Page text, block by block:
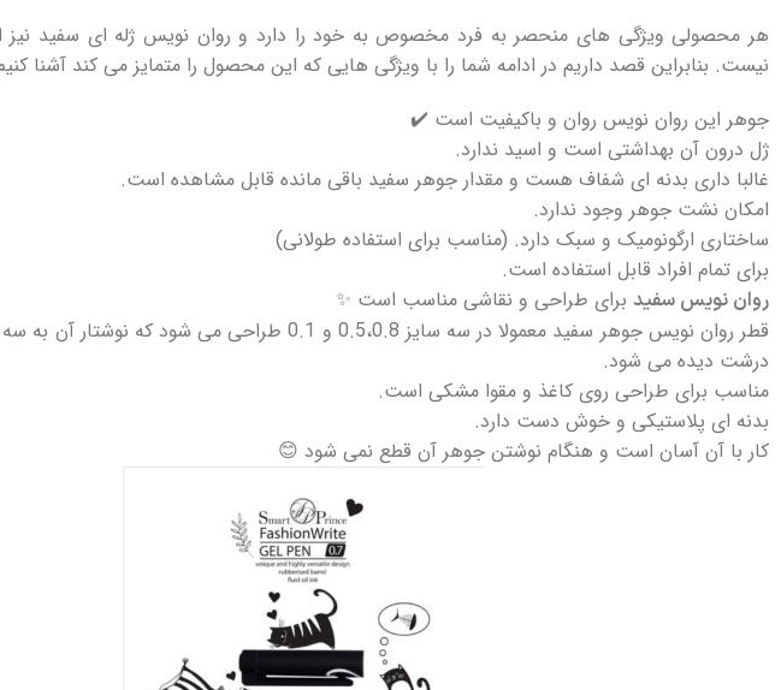
هر محصولی ویژگی‌ های منحصر به‌ فرد مخصوص به خود را دارد و روان نویس‌ ژله ای سفید نیز
نیست. بنابراین قصد داریم در ادامه شما را با ویژگی‌ هایی که این محصول را متمایز می‌ کند آشنا
جوهر این روان نویس روان و باکیفیت است‌‌ ✔️
ژل درون آن بهداشتی است و اسید ندارد.
غالبا داری بدنه‌ ای شفاف هست و مقدار جوهر سفید باقی‌ مانده قابل مشاهده است.
امکان نشت جوهر وجود ندارد.
ساختاری ارگونومیک و سبک دارد. (مناسب برای استفاده طولانی)
برای تمام افراد قابل استفاده است.
روان نویس سفید برای طراحی و نقاشی مناسب است ✨
قطر روان نویس جوهر سفید معمولا در سه سایز 0.5،0.8 و 0.1 طراحی می‌
درشت دیده می‌ شود.
مناسب برای طراحی روی کاغذ و مقوا مشکی است.
بدنه‌ ای پلاستیکی و خوش‌ دست دارد.
کار با آن آسان است و هنگام نوشتن جوهر آن قطع نمی‌ شود‌ 😊